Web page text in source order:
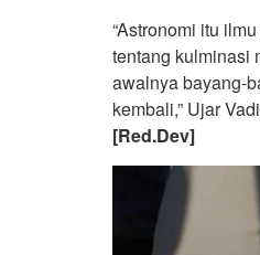
“Astronomi itu
tentang kulminasi
awalnya bayang-
kembali,” Ujar
[Red.Dev]